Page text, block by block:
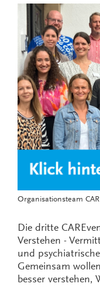
Organisationsteam
Die dritte
Verstehen -
und
Gemeinsam
besser verstehen,